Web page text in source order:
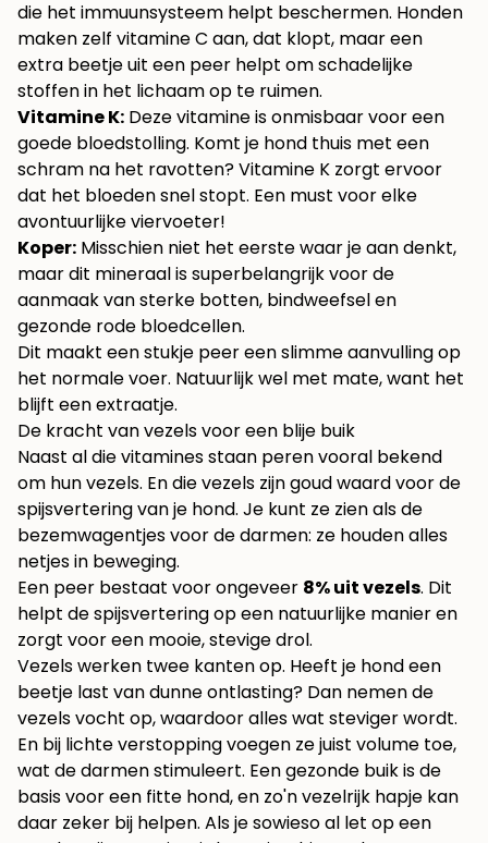
die het immuunsysteem helpt beschermen. Honden
maken zelf vitamine C aan, dat klopt, maar een
extra beetje uit een peer helpt om schadelijke
stoffen in het lichaam op te ruimen.
Vitamine K: Deze vitamine is onmisbaar voor een
goede bloedstolling. Komt je hond thuis met een
schram na het ravotten? Vitamine K zorgt ervoor
dat het bloeden snel stopt. Een must voor elke
avontuurlijke viervoeter!
Koper: Misschien niet het eerste waar je aan denkt,
maar dit mineraal is superbelangrijk voor de
aanmaak van sterke botten, bindweefsel en
gezonde rode bloedcellen.
Dit maakt een stukje peer een slimme aanvulling op
het normale voer. Natuurlijk wel met mate, want het
blijft een extraatje.
De kracht van vezels voor een blije buik
Naast al die vitamines staan peren vooral bekend
om hun vezels. En die vezels zijn goud waard voor de
spijsvertering van je hond. Je kunt ze zien als de
bezemwagentjes voor de darmen: ze houden alles
netjes in beweging.
Een peer bestaat voor ongeveer 8% uit vezels. Dit
helpt de spijsvertering op een natuurlijke manier en
zorgt voor een mooie, stevige drol.
Vezels werken twee kanten op. Heeft je hond een
beetje last van dunne ontlasting? Dan nemen de
vezels vocht op, waardoor alles wat steviger wordt.
En bij lichte verstopping voegen ze juist volume toe,
wat de darmen stimuleert. Een gezonde buik is de
basis voor een fitte hond, en zo'n vezelrijk hapje kan
daar zeker bij helpen. Als je sowieso al let op een